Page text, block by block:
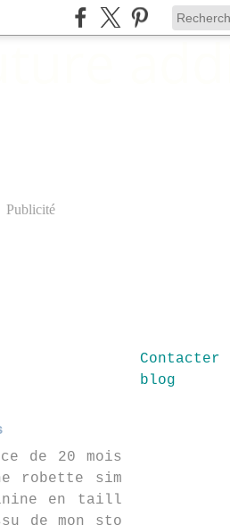
Publicité
de 20 mois
robette sim
en taill
de mon sto
blog